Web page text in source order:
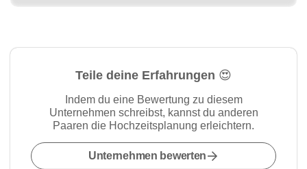
Teile deine Erfahrungen 😍
Indem du eine Bewertung zu diesem
Unternehmen schreibst, kannst du anderen
Paaren die Hochzeitsplanung erleichtern.
Unternehmen bewerten